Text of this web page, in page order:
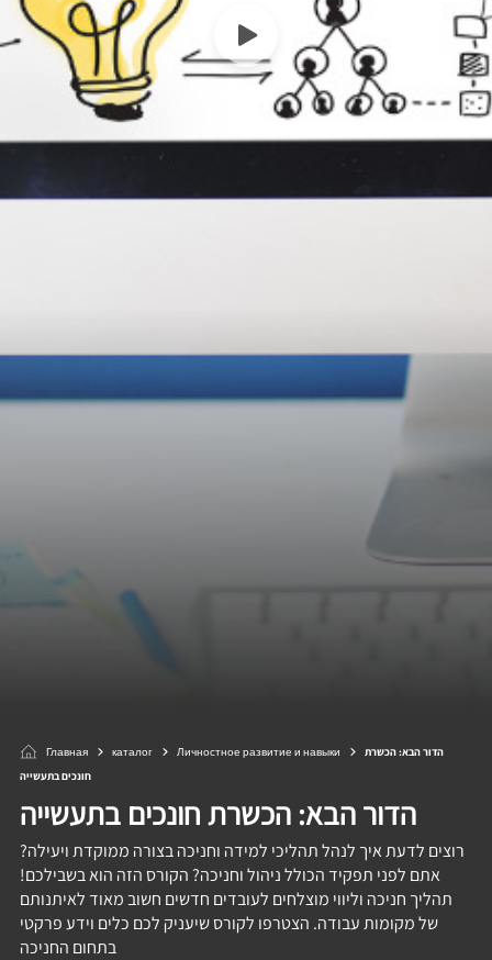
Главная каталог Личностное развитие и навыки
הדור הבא: הכשרת
חונכים בתעשייה
הדור הבא: הכשרת חונכים בתעשייה
רוצים לדעת איך לנהל תהליכי למידה וחניכה בצורה ממוקדת ויעילה?
אתם לפני תפקיד הכולל ניהול וחניכה? הקורס הזה הוא בשבילכם!
תהליך חניכה וליווי מוצלחים לעובדים חדשים חשוב מאוד לאיתנותם
של מקומות עבודה. הצטרפו לקורס שיעניק לכם כלים וידע פרקטי
בתחום החניכה